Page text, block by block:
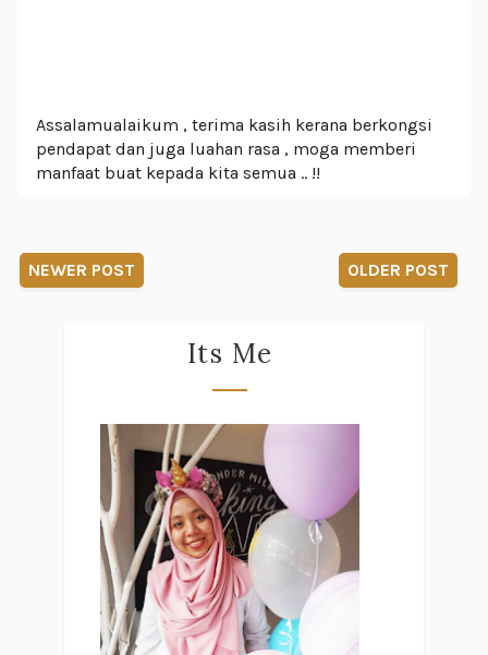
Assalamualaikum , terima kasih kerana berkongsi
pendapat dan juga luahan rasa , moga memberi
manfaat buat kepada kita semua .. !!
NEWER POST OLDER POST
Its Me